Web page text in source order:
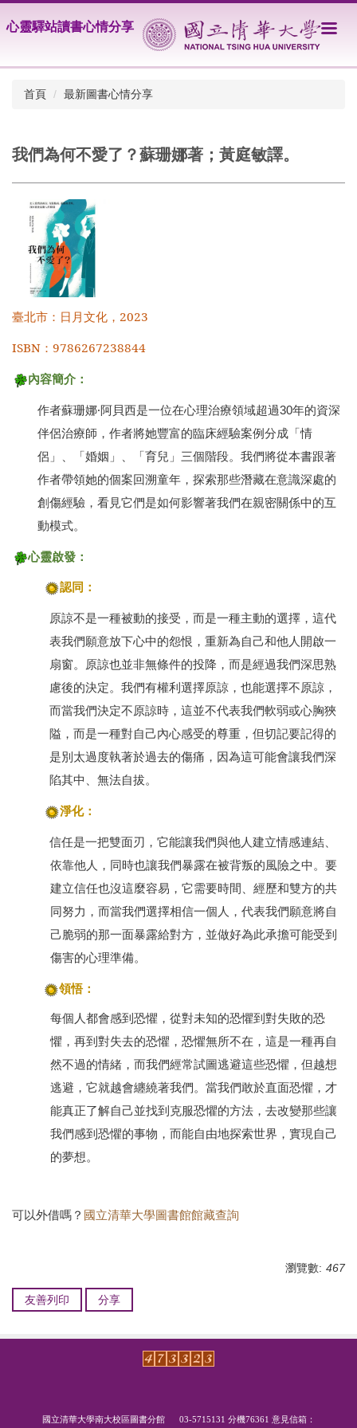
到
心靈驛站讀書心情分享
首頁 最新圖書心情分享
我們為何不愛了？蘇珊娜著；黃庭敏譯。
臺北市：日月文化，2023
ISBN ：9786267238844
內容簡介：
作者蘇珊娜·阿貝西是一位在心理治療領域超過30年的資深
伴侶治療師，作者將她豐富的臨床經驗案例分成「情
侶」、「婚姻」、「育兒」三個階段。我們將從本書跟著
作者帶領她的個案回溯童年，探索那些潛藏在意識深處的
創傷經驗，看見它們是如何影響著我們在親密關係中的互
動模式。
心靈啟發 ：
認同：
原諒不是一種被動的接受，而是一種主動的選擇，這代
表我們願意放下心中的怨恨，重新為自己和他人開啟一
扇窗。原諒也並非無條件的投降，而是經過我們深思熟
慮後的決定。我們有權利選擇原諒，也能選擇不原諒，
而當我們決定不原諒時，這並不代表我們軟弱或心胸狹
隘，而是一種對自己內心感受的尊重，但切記要記得的
是別太過度執著於過去的傷痛，因為這可能會讓我們深
陷其中、無法自拔。
淨化：
信任是一把雙面刃，它能讓我們與他人建立情感連結、
依靠他人，同時也讓我們暴露在被背叛的風險之中。要
建立信任也沒這麼容易，它需要時間、經歷和雙方的共
同努力，而當我們選擇相信一個人，代表我們願意將自
己脆弱的那一面暴露給對方，並做好為此承擔可能受到
傷害的心理準備。
領悟：
每個人都會感到恐懼，從對未知的恐懼到對失敗的恐
懼，再到對失去的恐懼，恐懼無所不在，這是一種再自
然不過的情緒，而我們經常試圖逃避這些恐懼，但越想
逃避，它就越會纏繞著我們。當我們敢於直面恐懼，才
能真正了解自己並找到克服恐懼的方法，去改變那些讓
我們感到恐懼的事物，而能自由地探索世界，實現自己
的夢想。
可以外借嗎？ 國立清華大學圖書館館藏查詢
瀏覽數: 467
友善列印 分享
國立清華大學南大校區圖書分館 03-5715131 分機76361 意見信箱：